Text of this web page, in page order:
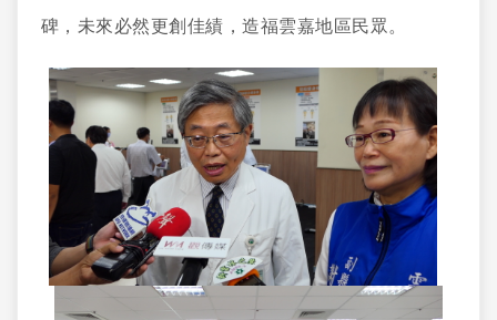
碑，未來必然更創佳績，造福雲嘉地區民眾。